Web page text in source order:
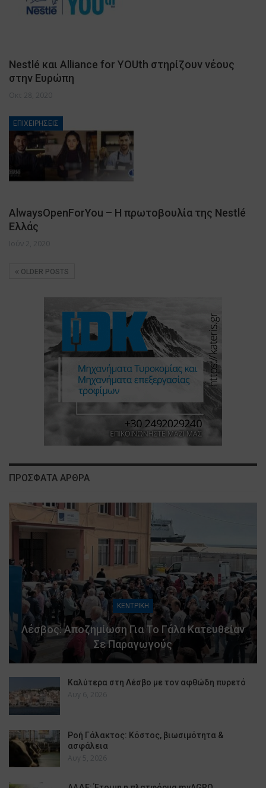
Nestlé και Alliance for YOUth στηρίζουν νέους
στην Ευρώπη
Οκτ 28, 2020
ΕΠΙΧΕΙΡΗΣΕΙΣ
AlwaysOpenForYou – Η πρωτοβουλία της Nestlé
Ελλάς
Ιούν 2, 2020
OLDER POSTS
ΠΡΟΣΦΑΤΑ ΑΡΘΡΑ
ΚΕΝΤΡΙΚΗ
Λέσβος: Αποζημίωση Για Το Γάλα Κατευθείαν
Σε Παραγωγούς
Καλύτερα στη Λέσβο με τον αφθώδη πυρετό
Αυγ 6, 2026
Ροή Γάλακτος: Κόστος, βιωσιμότητα &
ασφάλεια
Αυγ 5, 2026